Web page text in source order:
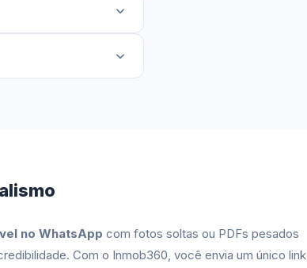
no WhatsApp com fotos soltas ou PDFs pesados
Com o Inmob360, você envia um único link